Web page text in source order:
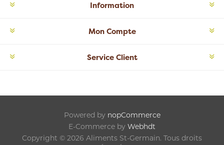
Information
Mon Compte
Service Client
Powered by nopCommerce
E-Commerce by Webhdt
Copyright © 2026 Aliments St-Germain. Tous droits